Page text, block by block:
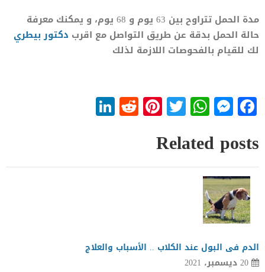
مدة الحمل تتراوح بين 63 يوم و 68 يوم، و يمكنك معرفة
حالة الحمل بدقة عن طريق التواصل مع اقرب دكتور بيطري
لك للقيام بالفحوصات اللازمة لذلك
Facebook
Messenger
WhatsApp
Twitter
Pinterest
Reddit
Related posts
الدم فى البول عند الكلاب .. الأسباب والعلاج
20 ديسمبر، 2021